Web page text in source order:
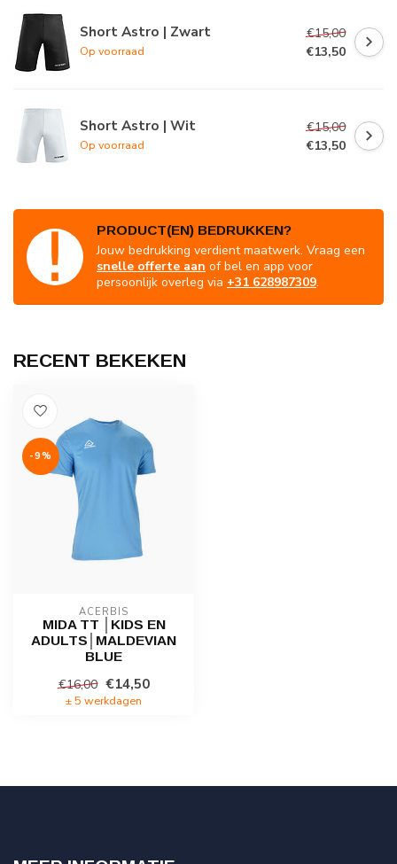
Short Astro | Zwart
Op voorraad
€15,00
€13,50
Short Astro | Wit
Op voorraad
€15,00
€13,50
PRODUCT(EN) BEDRUKKEN?
Jouw bedrukking verdient maatwerk. Vraag een
snelle offerte aan of bel en app voor
persoonlijk overleg via +31 628987309.
RECENT BEKEKEN
-9%
ACERBIS
MIDA TT │KIDS EN
ADULTS│MALDEVIAN
BLUE
€16,00 €14,50
± 5 werkdagen